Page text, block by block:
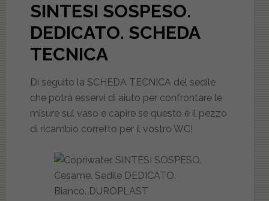
SINTESI SOSPESO.
DEDICATO. SCHEDA
TECNICA
Di seguito la SCHEDA TECNICA del sedile
che potrà esservi di aiuto per confrontare le
misure sul vaso e capire se questo è il pezzo
di ricambio corretto per il vostro WC!